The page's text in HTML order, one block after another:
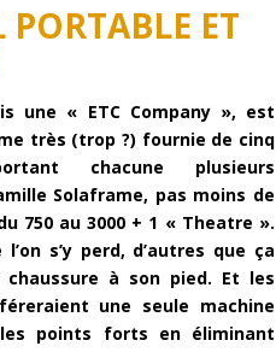
ET
une « ETC Company », est
très (trop ?) fournie de cinq
chacune plusieurs
Solaframe, pas moins de
750 au 3000 + 1 « Theatre ».
s’y perd, d’autres que ça
à son pied. Et les
une seule machine
points forts en éliminant